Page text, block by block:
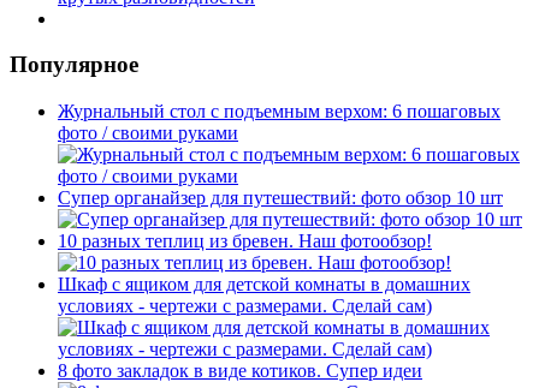
Популярное
Журнальный стол с подъемным верхом: 6 пошаговых
фото / своими руками
Супер органайзер для путешествий: фото обзор 10 шт
10 разных теплиц из бревен. Наш фотообзор!
Шкаф с ящиком для детской комнаты в домашних
условиях - чертежи с размерами. Сделай сам)
8 фото закладок в виде котиков. Супер идеи